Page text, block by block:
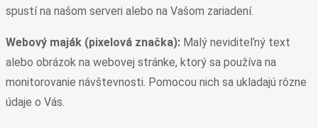
spustí na našom serveri alebo na Vašom zariadení.
Webový maják (pixelová značka): Malý neviditeľný text
alebo obrázok na webovej stránke, ktorý sa používa na
monitorovanie návštevnosti. Pomocou nich sa ukladajú rôzne
údaje o Vás.